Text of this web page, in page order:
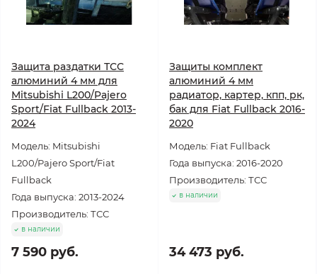
Защита раздатки ТСС
алюминий 4 мм для
Mitsubishi L200/Pajero
Sport/Fiat Fullback 2013-
2024
Модель: Mitsubishi
L200/Pajero Sport/Fiat
Fullback
Года выпуска: 2013-2024
Производитель: ТСС
в наличии
7 590 руб.
Защиты комплект
алюминий 4 мм
радиатор, картер, кпп, рк,
бак для Fiat Fullback 2016-
2020
Модель: Fiat Fullback
Года выпуска: 2016-2020
Производитель: ТСС
в наличии
34 473 руб.